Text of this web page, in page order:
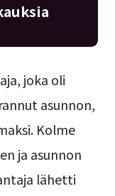
joka oli
asunnon,
Kolme
ja asunnon
lähetti